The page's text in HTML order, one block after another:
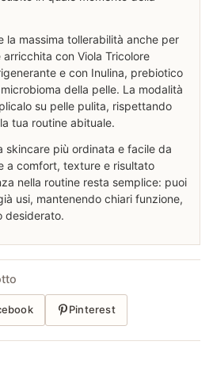
la massima tollerabilità anche per
con Viola Tricolore
e con Inulina, prebiotico
della pelle. La modalità
su pelle pulita, rispettando
tua routine abituale.
skincare più ordinata e facile da
a comfort, texture e risultato
nella routine resta semplice: puoi
usi, mantenendo chiari funzione,
desiderato.
Pinterest